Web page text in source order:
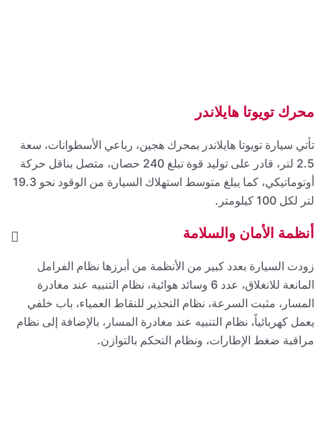
سعة
متصل بناقل حركة
أوتوماتيكي، كما يبلغ متوسط استهلاك السيارة من الوقود نحو 19.3
مغادرة
خلفي
إلى نظام